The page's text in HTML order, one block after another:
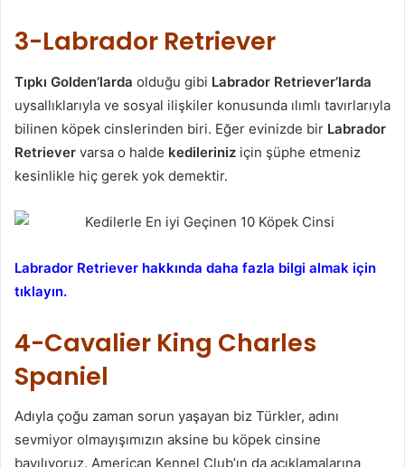
3-Labrador Retriever
Tıpkı Golden’larda olduğu gibi Labrador Retriever’larda
uysallıklarıyla ve sosyal ilişkiler konusunda ılımlı tavırlarıyla
bilinen köpek cinslerinden biri. Eğer evinizde bir Labrador
Retriever varsa o halde kedileriniz için şüphe etmeniz
kesinlikle hiç gerek yok demektir.
Labrador Retriever hakkında daha fazla bilgi almak için
tıklayın.
4-Cavalier King Charles
Spaniel
Adıyla çoğu zaman sorun yaşayan biz Türkler, adını
sevmiyor olmayışımızın aksine bu köpek cinsine
bayılıyoruz. American Kennel Club’ın da açıklamalarına